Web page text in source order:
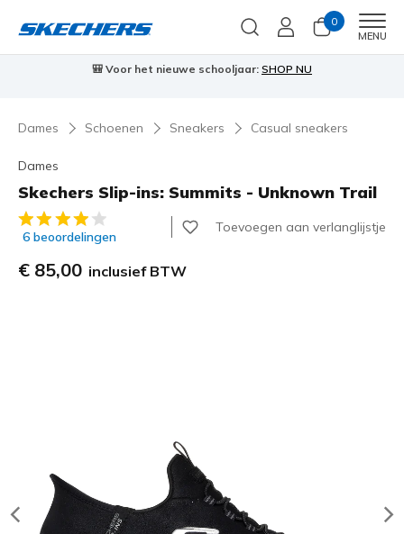
0
MENU
Skechers VIP:45 dagen retourrecht voor ledenMeld je aan
Dames Schoenen Sneakers Casual sneakers
Dames
Skechers Slip-ins: Summits - Unknown Trail
3,7 van de 5 klantbeoordelingen
6 beoordelingen
Toevoegen aan verlanglijstje
€ 85,00 inclusief BTW